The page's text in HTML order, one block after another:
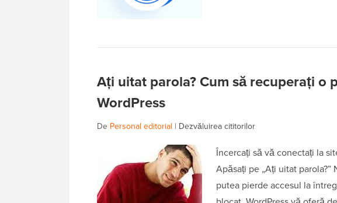
Ați uitat parola? Cum să recuperați o
WordPress
De Personal editorial | Dezvăluirea cititorilor
Încercați să vă conectați la
Apăsați pe „Ați uitat
putea pierde accesul la